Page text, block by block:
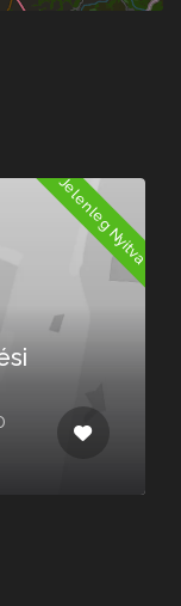
Jelenleg Nyitva